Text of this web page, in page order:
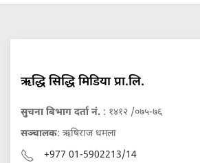
ऋद्धि सिद्धि मिडिया प्रा.लि.
सुचना बिभाग दर्ता नं. : १४१२ /०७५-७६
सञ्चालक: ऋषिराज धमला
+977 01-5902213/14